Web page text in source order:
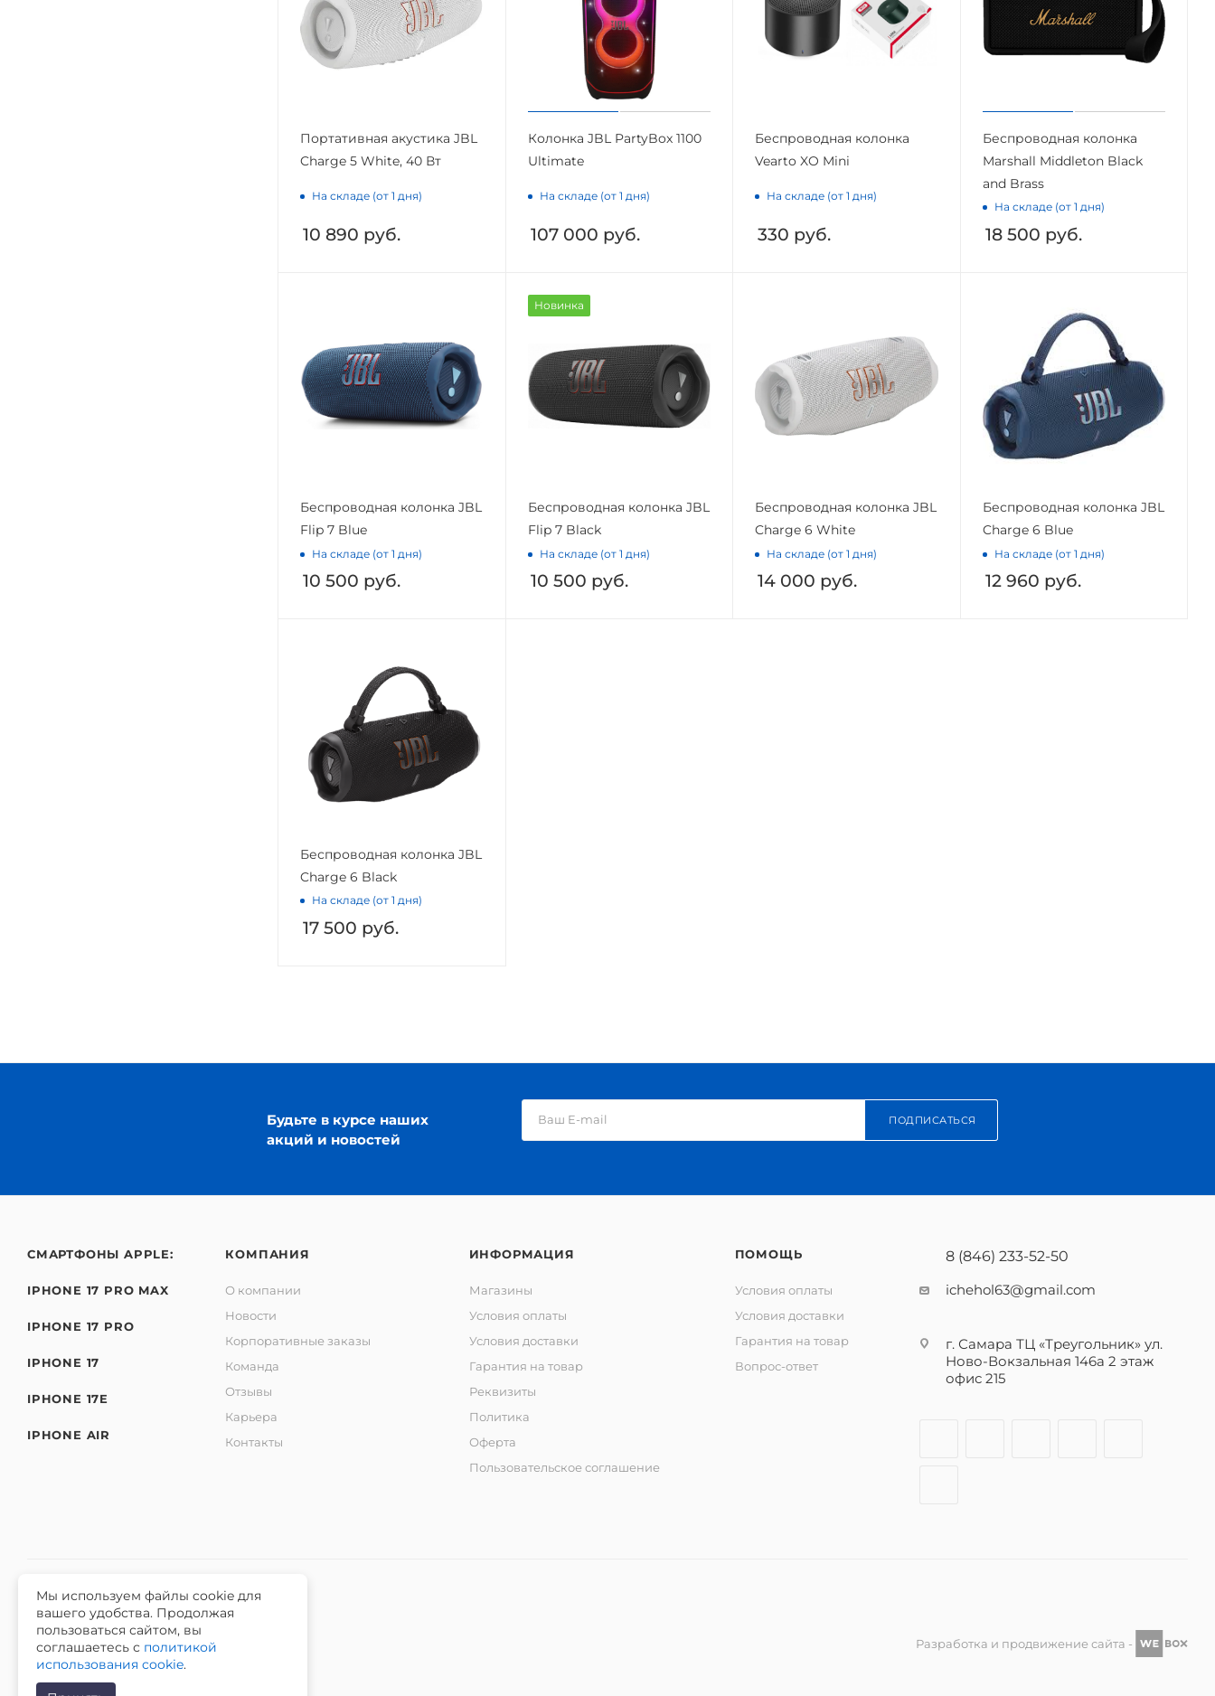
Портативная акустика JBL
Charge 5 White, 40 Вт
На складе (от 1 дня)
10 890 руб.
Колонка JBL PartyBox 1100
Ultimate
На складе (от 1 дня)
107 000 руб.
Беспроводная колонка
Vearto XO Mini
На складе (от 1 дня)
330 руб.
Беспроводная колонка
Marshall Middleton Black
and Brass
На складе (от 1 дня)
18 500 руб.
Беспроводная колонка JBL
Flip 7 Blue
На складе (от 1 дня)
10 500 руб.
Новинка
Беспроводная колонка JBL
Flip 7 Black
На складе (от 1 дня)
10 500 руб.
Беспроводная колонка JBL
Charge 6 White
На складе (от 1 дня)
14 000 руб.
Беспроводная колонка JBL
Charge 6 Blue
На складе (от 1 дня)
12 960 руб.
Беспроводная колонка JBL
Charge 6 Black
На складе (от 1 дня)
17 500 руб.
Будьте в курсе наших
акций и новостей
ПОДПИСАТЬСЯ
СМАРТФОНЫ APPLE:
IPHONE 17 PRO MAX
IPHONE 17 PRO
IPHONE 17
IPHONE 17E
IPHONE AIR
КОМПАНИЯ
О компании
Новости
Корпоративные заказы
Команда
Отзывы
Карьера
Контакты
ИНФОРМАЦИЯ
Магазины
Условия оплаты
Условия доставки
Гарантия на товар
Реквизиты
Политика
Оферта
Пользовательское соглашение
ПОМОЩЬ
Условия оплаты
Условия доставки
Гарантия на товар
Вопрос-ответ
8 (846) 233-52-50
ichehol63@gmail.com
г. Самара ТЦ «Треугольник» ул.
Ново-Вокзальная 146а 2 этаж
офис 215
2026 © Интернет-магазин iЧехол.
ИНН 631911014100 ОГРНИП 315631300089311
Разработка и продвижение сайта -
Мы используем файлы cookie для
вашего удобства. Продолжая
пользоваться сайтом, вы
соглашаетесь с политикой
использования cookie.